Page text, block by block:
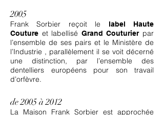
2005
Frank Sorbier reçoit le
label Haute
Couture et labellisé Grand Couturierpar
l’ensemble de ses pairs et le Ministère de
l’Industrie , parallèlement il se voit décerné
une distinction, par l’ensemble des
dentelliers européens pour son travail
d’orfèvre.
de 2005 à 2012
La Maison Frank Sorbier est approchée